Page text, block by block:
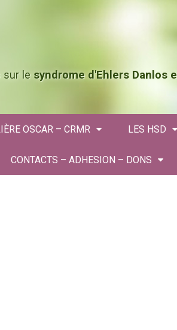
sur le syndrome d'Ehlers Danlos
OSCAR – CRMR LES HSD
CONTACTS – ADHESION – DONS